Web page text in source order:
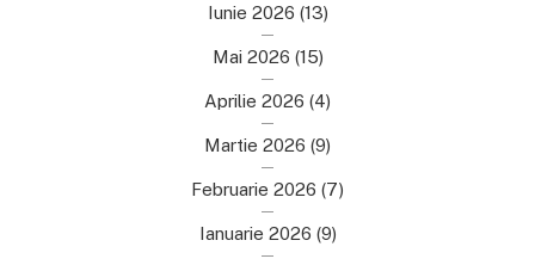
Iunie 2026 (13)
Mai 2026 (15)
Aprilie 2026 (4)
Martie 2026 (9)
Februarie 2026 (7)
Ianuarie 2026 (9)